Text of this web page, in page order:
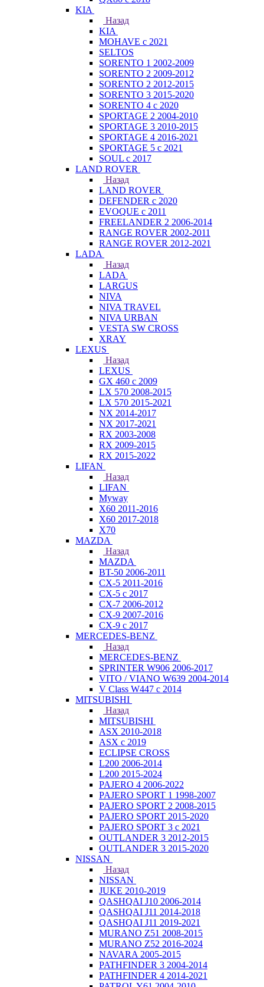
KIA
Назад
KIA
MOHAVE с 2021
SELTOS
SORENTO 1 2002-2009
SORENTO 2 2009-2012
SORENTO 2 2012-2015
SORENTO 3 2015-2020
SORENTO 4 с 2020
SPORTAGE 2 2004-2010
SPORTAGE 3 2010-2015
SPORTAGE 4 2016-2021
SPORTAGE 5 с 2021
SOUL с 2017
LAND ROVER
Назад
LAND ROVER
DEFENDER с 2020
EVOQUE с 2011
FREELANDER 2 2006-2014
RANGE ROVER 2002-2011
RANGE ROVER 2012-2021
LADA
Назад
LADA
LARGUS
NIVA
NIVA TRAVEL
NIVA URBAN
VESTA SW CROSS
XRAY
LEXUS
Назад
LEXUS
GX 460 с 2009
LX 570 2008-2015
LX 570 2015-2021
NX 2014-2017
NX 2017-2021
RX 2003-2008
RX 2009-2015
RX 2015-2022
LIFAN
Назад
LIFAN
Myway
X60 2011-2016
X60 2017-2018
X70
MAZDA
Назад
MAZDA
BT-50 2006-2011
CX-5 2011-2016
CX-5 с 2017
CX-7 2006-2012
CX-9 2007-2016
CX-9 с 2017
MERCEDES-BENZ
Назад
MERCEDES-BENZ
SPRINTER W906 2006-2017
VITO / VIANO W639 2004-2014
V Class W447 с 2014
MITSUBISHI
Назад
MITSUBISHI
ASX 2010-2018
ASX с 2019
ECLIPSE CROSS
L200 2006-2014
L200 2015-2024
PAJERO 4 2006-2022
PAJERO SPORT 1 1998-2007
PAJERO SPORT 2 2008-2015
PAJERO SPORT 2015-2020
PAJERO SPORT 3 с 2021
OUTLANDER 3 2012-2015
OUTLANDER 3 2015-2020
NISSAN
Назад
NISSAN
JUKE 2010-2019
QASHQAI J10 2006-2014
QASHQAI J11 2014-2018
QASHQAI J11 2019-2021
MURANO Z51 2008-2015
MURANO Z52 2016-2024
NAVARA 2005-2015
PATHFINDER 3 2004-2014
PATHFINDER 4 2014-2021